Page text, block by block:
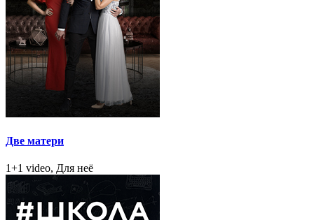
Две матери
1+1 video, Для неё